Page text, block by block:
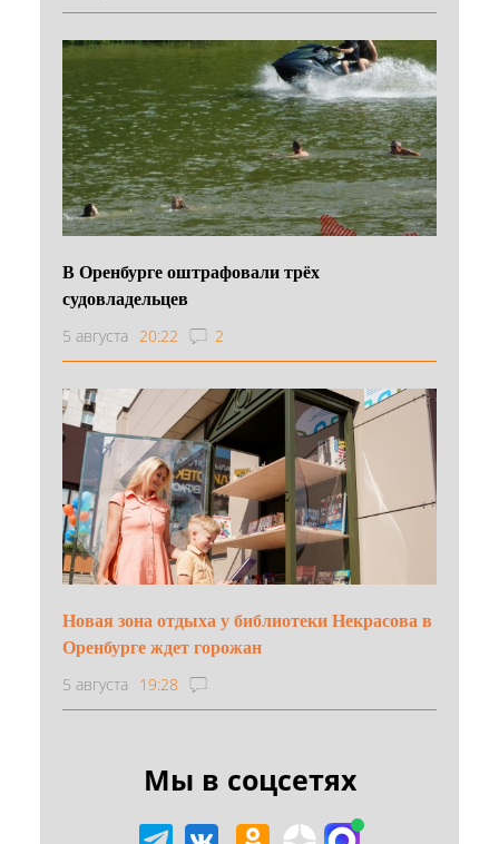
В Оренбурге оштрафовали трёх
судовладельцев
5 августа 20:22 2
Новая зона отдыха у библиотеки Некрасова в
Оренбурге ждет горожан
5 августа 19:28
Мы в соцсетях